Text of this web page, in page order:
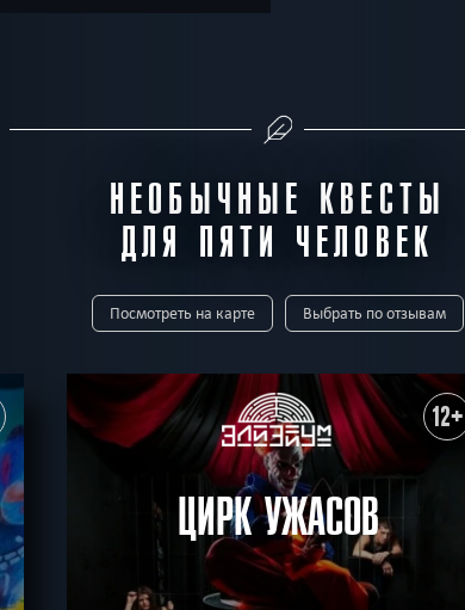
НЕОБЫЧНЫЕ КВЕСТЫ
ДЛЯ ПЯТИ ЧЕЛОВЕК
Посмотреть на карте Выбрать по отзывам
12+
ЦИРК УЖАСОВ